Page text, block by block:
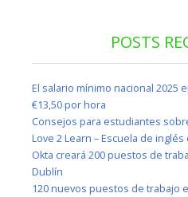
POSTS
El salario mínimo nacional 2025
€13,50 por hora
Consejos para estudiantes
Love 2 Learn – Escuela de
Okta creará 200 puestos de
Dublín
120 nuevos puestos de trabajo